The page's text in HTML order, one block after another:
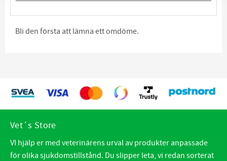
Bli den första att lämna ett omdöme.
Vet´s Store
VI hjälp er med veterinärens urval av produkter anpassade
för olika sjukdomstillstånd. Du slipper leta, vi redan sorterat